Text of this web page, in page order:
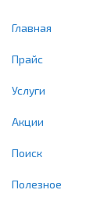
Главная
Прайс
Услуги
Акции
Поиск
Полезное